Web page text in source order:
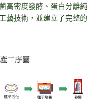
高密度發酵、蛋白分離純
藝技術，並建立了完整的